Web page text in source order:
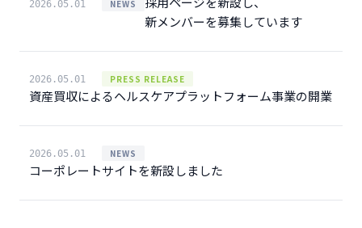
2026.05.01 NEWS
新メンバーを募集しています
2026.05.01 PRESS RELEASE
資産買収によるヘルスケアプラットフォーム事業の開業
2026.05.01 NEWS
コーポレートサイトを新設しました